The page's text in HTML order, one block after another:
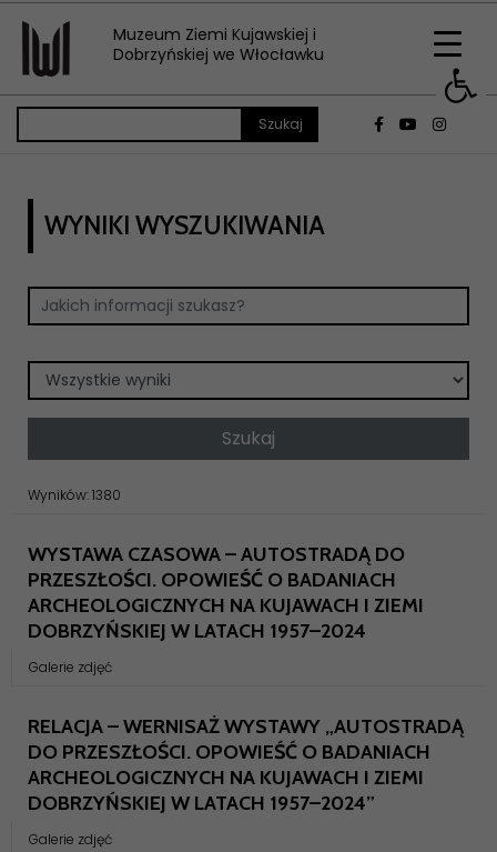
Muzeum Ziemi Kujawskiej i
Dobrzyńskiej we Włocławku
WYNIKI WYSZUKIWANIA
Wyników: 1380
WYSTAWA CZASOWA – AUTOSTRADĄ DO
PRZESZŁOŚCI. OPOWIEŚĆ O BADANIACH
ARCHEOLOGICZNYCH NA KUJAWACH I ZIEMI
DOBRZYŃSKIEJ W LATACH 1957–2024
Galerie zdjęć
RELACJA – WERNISAŻ WYSTAWY „AUTOSTRADĄ
DO PRZESZŁOŚCI. OPOWIEŚĆ O BADANIACH
ARCHEOLOGICZNYCH NA KUJAWACH I ZIEMI
DOBRZYŃSKIEJ W LATACH 1957–2024”
Galerie zdjęć